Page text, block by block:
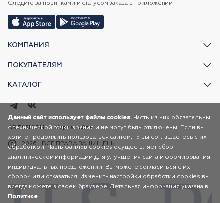
КОМПАНИЯ
ПОКУПАТЕЛЯМ
КАТАЛОГ
Следите за новинками и статусом заказа в приложении
2026 ВСЕ ПРАВА ЗАЩИЩЕНЫ
AR FASHION Карта сайта
Данный сайт использует файлы cookies. Часть из них обязательны
с технической точки зрения и не могут быть отключены. Если вы
хотите продолжить пользоваться сайтом, то вы соглашаетесь с их
обработкой. Часть файлов cookies осуществляет сбор
аналитической информации для улучшения сайта и формирования
индивидуальных предложений. Вы можете согласиться с их
сбором или отказаться. Изменить настройки обработки cookies вы
всегда можете в своем браузере. Детальная информация указана в
Политике